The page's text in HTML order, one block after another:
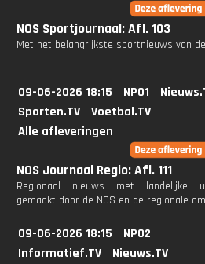
NOS Sportjournaal: Afl. 103
Met het belangrijkste sportnieuws van
09-06-2026 18:15 NPO1
Sporten.TV
Voetbal.TV
Alle afleveringen
NOS Journaal Regio: Afl. 111
Regionaal nieuws met landelijke
gemaakt door de NOS en de regionale
09-06-2026 18:15
NPO2
Informatief.TV
Nieuws.TV